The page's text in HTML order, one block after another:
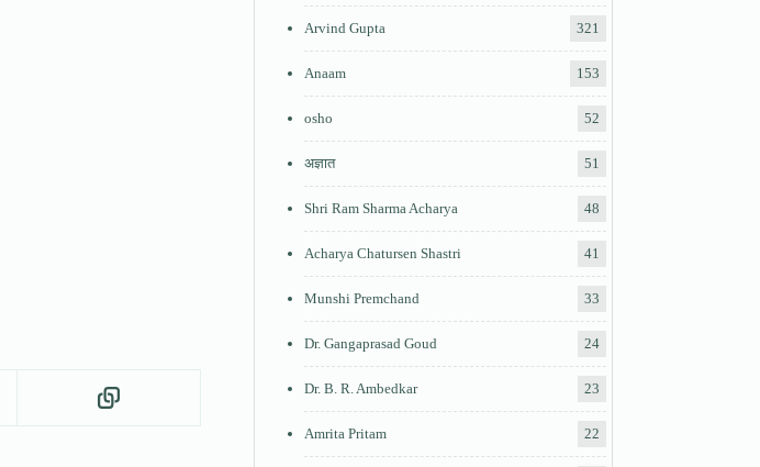
Arvind Gupta 321
Anaam 153
osho 52
अज्ञात 51
Shri Ram Sharma Acharya 48
Acharya Chatursen Shastri 41
Munshi Premchand 33
Dr. Gangaprasad Goud 24
Dr. B. R. Ambedkar 23
Amrita Pritam 22